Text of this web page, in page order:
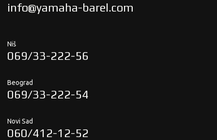
info@yamaha-barel.com
Niš
069/33-222-56
Beograd
069/33-222-54
Novi Sad
060/412-12-52